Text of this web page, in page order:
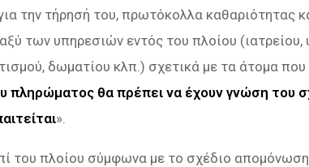
την τήρησή του, πρωτόκολλα καθαριότητας
των υπηρεσιών εντός του πλοίου
δωματίου κλπ.) σχετικά με τα άτομα που
πληρώματος θα πρέπει να έχουν γνώση του
».
του πλοίου σύμφωνα με το σχέδιο